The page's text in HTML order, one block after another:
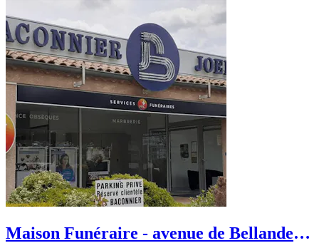
Maison Funéraire - avenue de Bellande -